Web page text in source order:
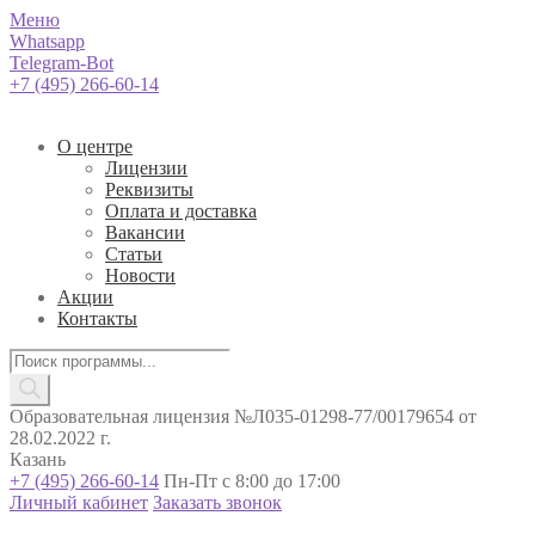
Меню
Whatsapp
Telegram-Bot
+7 (495) 266-60-14
О центре
Лицензии
Реквизиты
Оплата и доставка
Вакансии
Статьи
Новости
Акции
Контакты
Поиск
товаров
Образовательная лицензия №Л035-01298-77/00179654 от
28.02.2022 г.
Казань
+7 (495) 266-60-14 Пн-Пт с 8:00 до 17:00
Личный кабинет Заказать звонок